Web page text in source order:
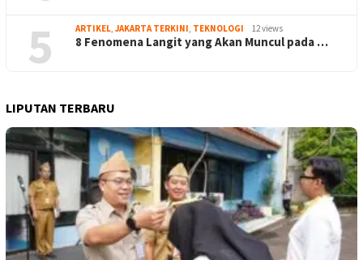
5 ARTIKEL, JAKARTA TERKINI, TEKNOLOGI 12 views
8 Fenomena Langit yang Akan Muncul pada …
LIPUTAN TERBARU